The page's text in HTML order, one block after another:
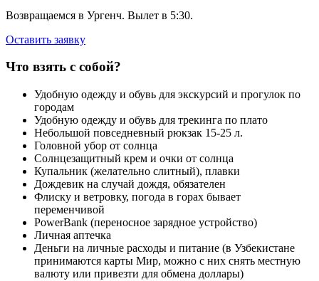
Возвращаемся в Ургенч. Вылет в 5:30.
Оставить заявку
Что взять с собой?
Удобную одежду и обувь для экскурсий и прогулок по
городам
Удобную одежду и обувь для трекинга по плато
Небольшой повседневный рюкзак 15-25 л.
Головной убор от солнца
Солнцезащитный крем и очки от солнца
Купальник (желательно слитный), плавки
Дождевик на случай дождя, обязателен
Флиску и ветровку, погода в горах бывает
переменчивой
PowerBank (переносное зарядное устройство)
Личная аптечка
Деньги на личные расходы и питание (в Узбекистане
принимаются карты Мир, можно с них снять местную
валюту или привезти для обмена доллары)